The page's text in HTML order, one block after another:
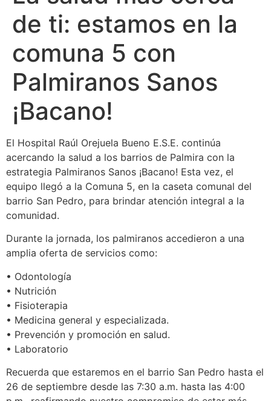
de ti: estamos en la
comuna 5 con
Palmiranos Sanos
¡Bacano!
El Hospital Raúl Orejuela Bueno E.S.E. continúa
acercando la salud a los barrios de Palmira con la
estrategia Palmiranos Sanos ¡Bacano! Esta vez, el
equipo llegó a la Comuna 5, en la caseta comunal del
barrio San Pedro, para brindar atención integral a la
comunidad.
Durante la jornada, los palmiranos accedieron a una
amplia oferta de servicios como:
• Odontología
• Nutrición
• Fisioterapia
• Medicina general y especializada.
• Prevención y promoción en salud.
• Laboratorio
Recuerda que estaremos en el barrio San Pedro hasta el
26 de septiembre desde las 7:30 a.m. hasta las 4:00